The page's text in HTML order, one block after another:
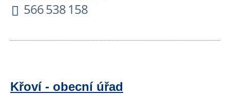
566 538 158
Křoví - obecní úřad